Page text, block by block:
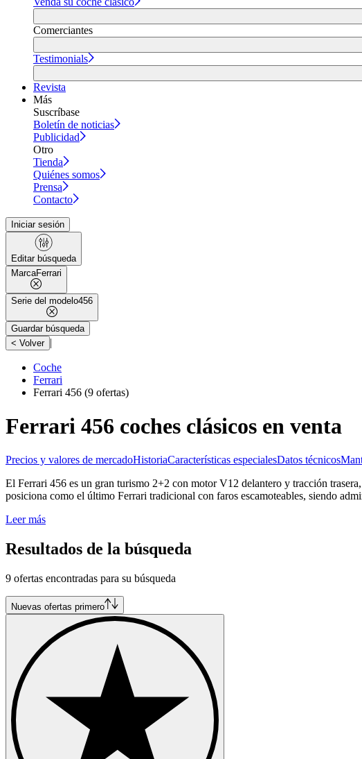
Comerciantes
Testimonials
Revista
Más
Suscríbase
Boletín de noticias
Publicidad
Otro
Tienda
Quiénes somos
Prensa
Contacto
Iniciar sesión
Editar búsqueda
MarcaFerrari
Serie del modelo456
Guardar búsqueda
< Volver |
Coche
Ferrari
Ferrari 456 (9 ofertas)
Ferrari 456 coches clásicos en venta
Precios y valores de mercadoHistoriaCaracterísticas especialesDatos técnicos
El Ferrari 456 es un gran turismo 2+2 con motor V12 delantero y tracción
posiciona como el último Ferrari tradicional con faros escamoteables, siendo
Leer más
Resultados de la búsqueda
9 ofertas encontradas para su búsqueda
Nuevas ofertas primero